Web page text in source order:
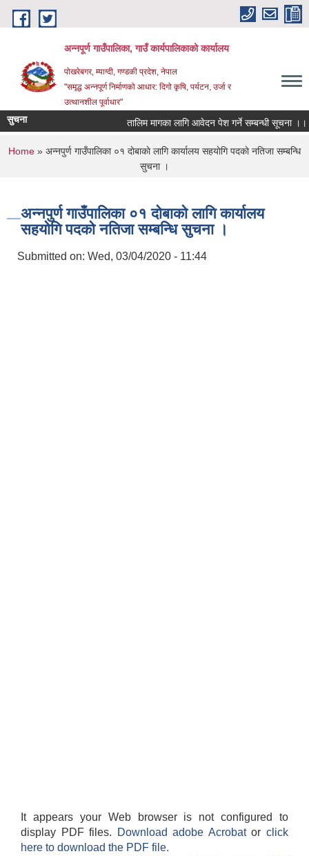
Skip to main content
अन्‍नपूर्ण गाउँपालिका, गाउँ कार्यपालिकाको कार्यालय
पोखरेबगर, म्याग्दी, गण्डकी प्रदेश, नेपाल
"समृद्ध अन्‍नपूर्ण निर्माणको आधार: दिगो कृषि, पर्यटन, उर्जा र
उत्थानशील पूर्वाधार"
सुचना तालिम मागका लागि आवेदन पेश गर्ने सम्बन्धी सूचना ।।
You are here
Home » अन्नपुर्ण गाउँपालिका ०१ दाेबाकाे लागि कार्यालय सहयाेगि पदकाे नतिजा सम्बन्धि
सुचना ।
अन्नपुर्ण गाउँपालिका ०१ दाेबाकाे लागि कार्यालय
सहयाेगि पदकाे नतिजा सम्बन्धि सुचना ।
Submitted on: Wed, 03/04/2020 - 11:44
It appears your Web browser is not configured to
display PDF files.
Download adobe Acrobatorclick
here to download the PDF file.